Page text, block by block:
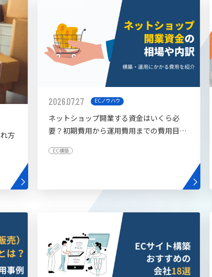
方
2026.07.27 ECノウハウ
ネットショップ開業する資金はいくら必
要？初期費用から運用費用までの費用目安
EC構築